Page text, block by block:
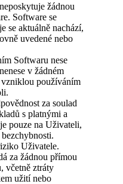
žádnou
Software se
se aktuálně nachází,
uvedené nebo
Softwaru nese
v žádném
vzniklou používáním
za soulad
s platnými a
pouze na Uživateli,
Uživatele.
za žádnou přímou
včetně ztráty
užití nebo